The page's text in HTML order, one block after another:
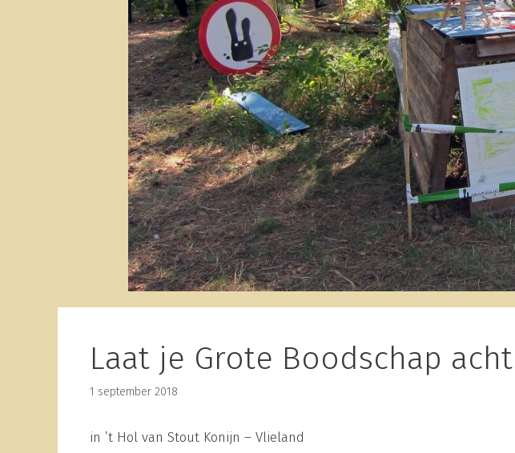
Laat je Grote Boodschap
1 september 2018
in ’t Hol van Stout Konijn – Vlieland